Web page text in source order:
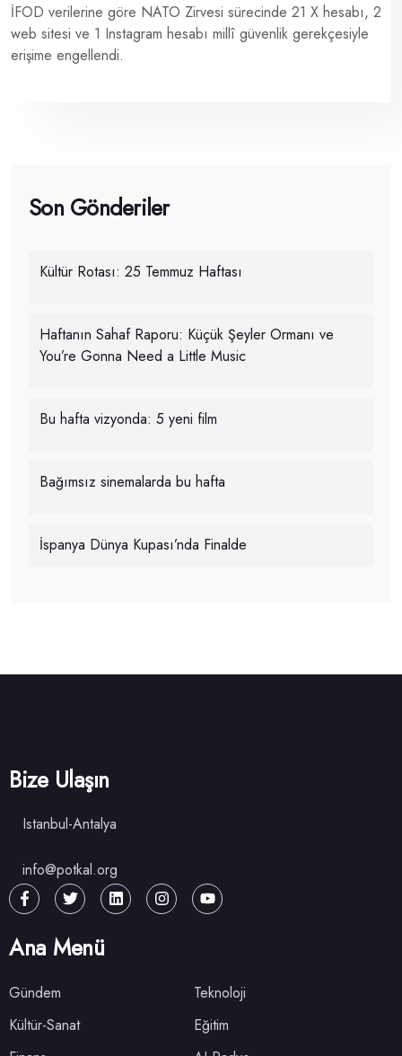
İFOD verilerine göre NATO Zirvesi sürecinde 21 X hesabı, 2
web sitesi ve 1 Instagram hesabı millî güvenlik gerekçesiyle
erişime engellendi.
Son Gönderiler
Kültür Rotası: 25 Temmuz Haftası
Haftanın Sahaf Raporu: Küçük Şeyler Ormanı ve
You’re Gonna Need a Little Music
Bu hafta vizyonda: 5 yeni film
Bağımsız sinemalarda bu hafta
İspanya Dünya Kupası’nda Finalde
Bize Ulaşın
Istanbul-Antalya
info@potkal.org
Ana Menü
Gündem
Teknoloji
Kültür-Sanat
Eğitim